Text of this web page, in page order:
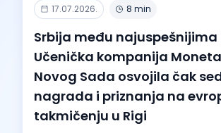
17.07.2026. 8 min
Srbija među najuspešnijima
Učenička kompanija
Novog Sada osvojila čak
nagrada i priznanja na
takmičenju u Rigi